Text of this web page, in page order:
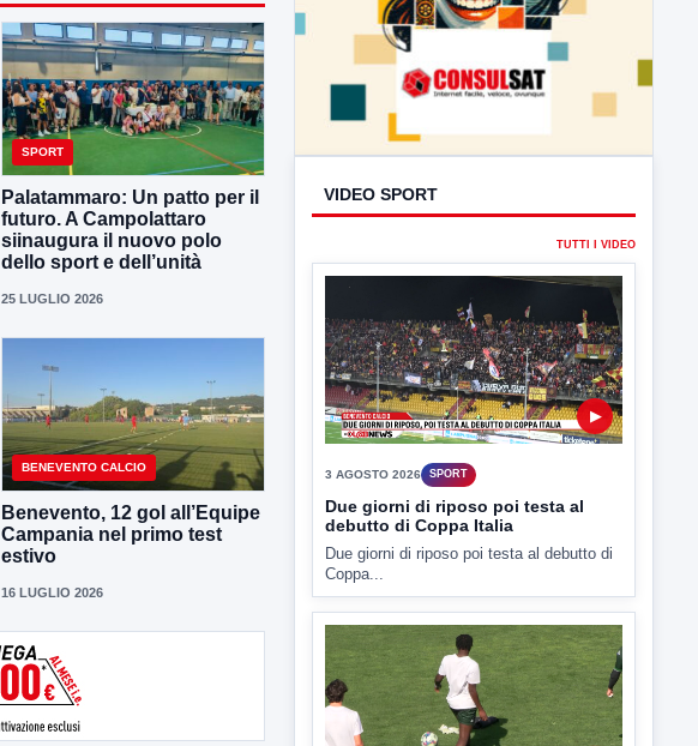
SPORT
Palatammaro: Un patto per il
futuro. A Campolattaro
siinaugura il nuovo polo
dello sport e dell’unità
25 LUGLIO 2026
BENEVENTO CALCIO
Benevento, 12 gol all’Equipe
Campania nel primo test
estivo
16 LUGLIO 2026
VIDEO SPORT
TUTTI I VIDEO
3 AGOSTO 2026 SPORT
Due giorni di riposo poi testa al
debutto di Coppa Italia
Due giorni di riposo poi testa al debutto di
Coppa...